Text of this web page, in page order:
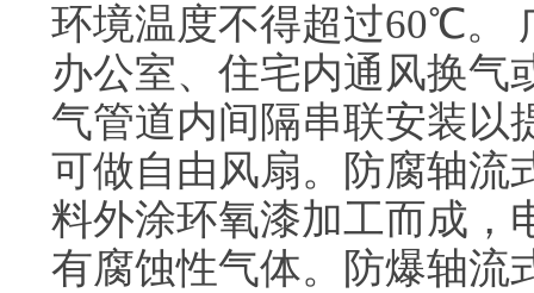
环境温度不得超过60℃。
办公室、住宅内通风换气
气管道内间隔串联安装以
可做自由风扇。防腐轴流
料外涂环氧漆加工而成，
有腐蚀性气体。防爆轴流